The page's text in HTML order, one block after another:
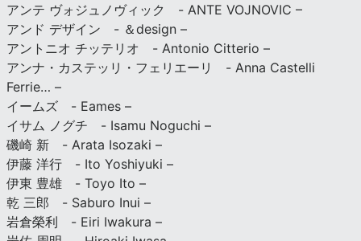
アンテ ヴォジュノヴィック - ANTE VOJNOVIC –
アンド デザイン - ＆design –
アントニオ チッテリオ - Antonio Citterio –
アンナ・カステッリ・フェリエーリ - Anna Castelli
Ferrie… –
イームズ - Eames –
イサム ノグチ - Isamu Noguchi –
磯崎 新 - Arata Isozaki –
伊藤 洋行 - Ito Yoshiyuki –
伊東 豊雄 - Toyo Ito –
乾 三郎 - Saburo Inui –
岩倉榮利 - Eiri Iwakura –